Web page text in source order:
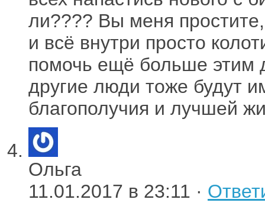
ли???? Вы меня
и всё внутри просто
помочь ещё больше этим
другие люди тоже будут
благополучия и лучшей
Ольга
11.01.2017 в 23:11 ·